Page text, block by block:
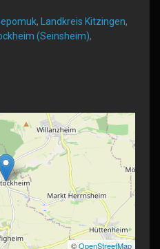
, Landkreis Kitzingen,
(Seinsheim),
©OpenStreetMap